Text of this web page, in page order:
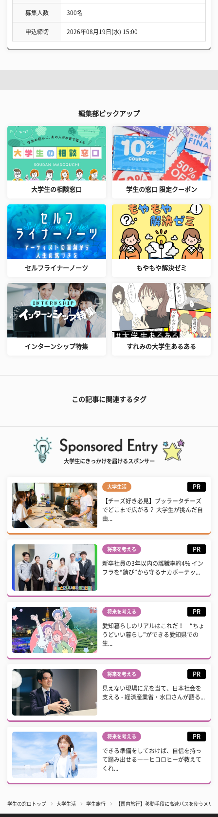
募集人数 300名
申込締切 2026年08月19日(水) 15:00
編集部ピックアップ
大学生の相談窓口 学生の窓口 限定クーポン
セルフライナーノーツ もやもや解決ゼミ
インターンシップ特集 すれみの大学生あるある
この記事に関連するタグ
大学生にきっかけを届けるスポンサー
大学生活 PR
【チーズ好き必見】ブッラータチーズ
でどこまで広がる？ 大学生が挑んだ自
由...
将来を考える PR
新卒社員の3年以内の離職率約4% イン
フラを“錆び”から守るナカボーテッ...
将来を考える PR
愛知暮らしのリアルはこれだ！ “ちょ
うどいい暮らし”ができる愛知県での
生...
将来を考える PR
見えない現場に光を当て、日本社会を
支える - 経済産業省・水口さんが語る...
将来を考える PR
できる準備をしておけば、自信を持っ
て踏み出せる――ヒコロヒーが教えて
くれ...
学生の窓口トップ 大学生活 学生旅行 【国内旅行】移動手段に高速バスを使うメリ